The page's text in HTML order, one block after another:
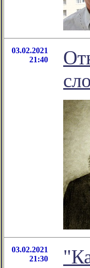
03.02.2021
21:40
03.02.2021
21:30